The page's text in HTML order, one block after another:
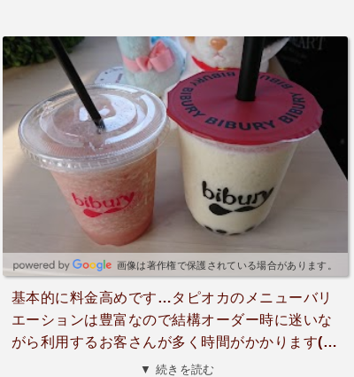
画像は著作権で保護されている場合があります。
基本的に料金高めです…タピオカのメニューバリ
エーションは豊富なので結構オーダー時に迷いな
がら利用するお客さんが多く時間がかかります(^
^;フレッシュジュースはグァバが好きです(^-^)
▼ 続きを読む